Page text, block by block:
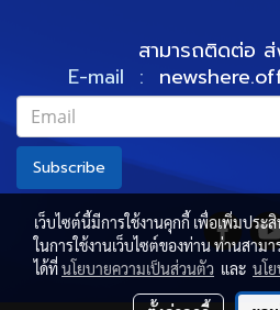
สามารถติดต่อ ส่
E-mail :
Subscribe
เว็บไซต์นี้มีการใช้งานคุกกี้ เพื่อเพิ่มปร
ในการใช้งานเว็บไซต์ของท่าน ท่านสาม
ได้ที่นโยบายความเป็นส่วนตัว และ นโ